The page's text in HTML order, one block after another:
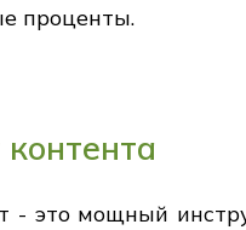
проценты.
- это мощный